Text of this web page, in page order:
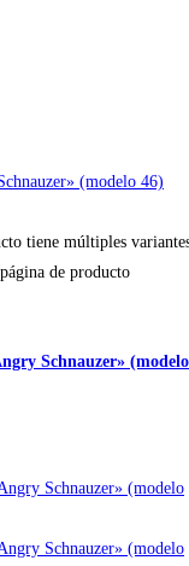
tiene múltiples
de producto
Schnauzer» (modelo